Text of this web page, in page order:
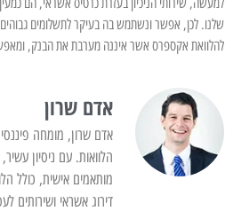
למעשה, שירותי הניכיון בעזרת כרטיס אשראי, הם
שלנו. לכן, אפשר ונשתמש בה בעיקר לתשלומים
להלוואת אקספרס אשר איננה מערבת את הבנק,
אדם שרון
הלוואות. עם ניסיון
מותאמים אישית, כולל
דירוג אשראי ושירותים